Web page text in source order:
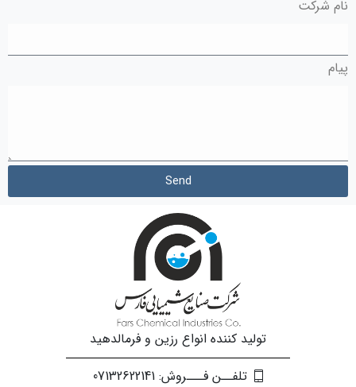
نام شرکت
پیام
Send
تولید کننده انواع رزین و فرمالدهید
تلفــن فـــروش: 07132622141